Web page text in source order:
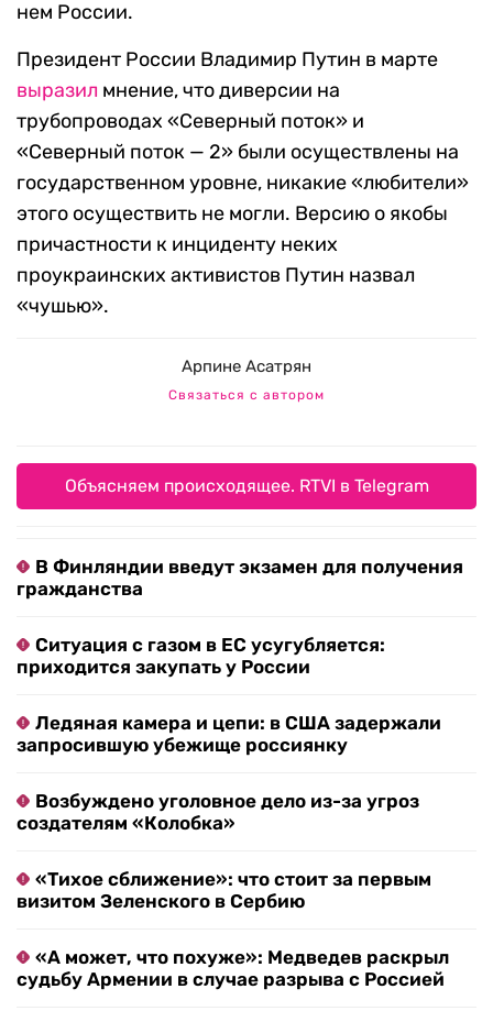
нем России.
Президент России Владимир Путин в марте
выразил мнение, что диверсии на
трубопроводах «Северный поток» и
«Северный поток — 2» были осуществлены на
государственном уровне, никакие «любители»
этого осуществить не могли. Версию о якобы
причастности к инциденту неких
проукраинских активистов Путин назвал
«чушью».
Арпине Асатрян
Связаться с автором
Объясняем происходящее. RTVI в Telegram
В Финляндии введут экзамен для получения
гражданства
Ситуация с газом в ЕС усугубляется:
приходится закупать у России
Ледяная камера и цепи: в США задержали
запросившую убежище россиянку
Возбуждено уголовное дело из-за угроз
создателям «Колобка»
«Тихое сближение»: что стоит за первым
визитом Зеленского в Сербию
«А может, что похуже»: Медведев раскрыл
судьбу Армении в случае разрыва с Россией